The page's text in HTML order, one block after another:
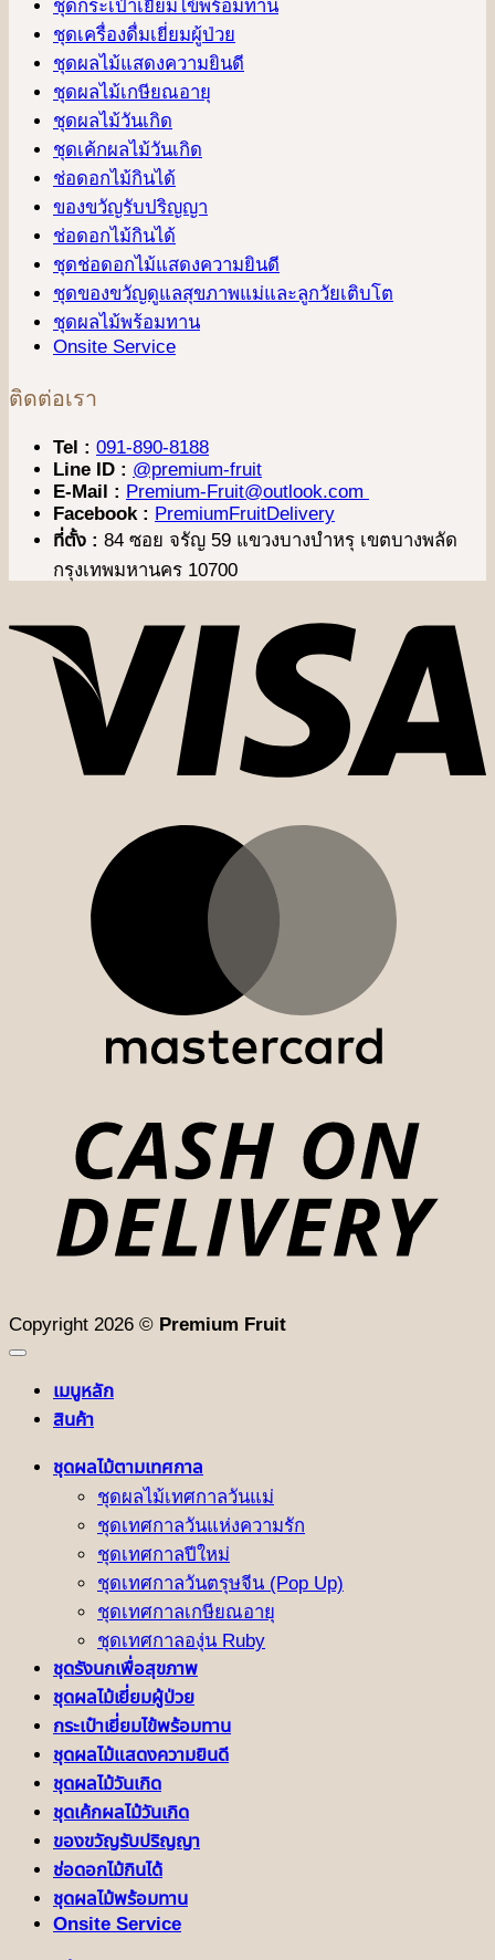
ชุดกระเป๋าเยี่ยมไข้พร้อมทาน
ชุดเครื่องดื่มเยี่ยมผู้ป่วย
ชุดผลไม้แสดงความยินดี
ชุดผลไม้เกษียณอายุ
ชุดผลไม้วันเกิด
ชุดเค้กผลไม้วันเกิด
ช่อดอกไม้กินได้
ของขวัญรับปริญญา
ช่อดอกไม้กินได้
ชุดช่อดอกไม้แสดงความยินดี
ชุดของขวัญดูแลสุขภาพแม่และลูกวัยเติบโต
ชุดผลไม้พร้อมทาน
Onsite Service
ติดต่อเรา
Tel : 091-890-8188
Line ID : @premium-fruit
E-Mail : Premium-Fruit@outlook.com
Facebook : PremiumFruitDelivery
ที่ตั้ง : 84 ซอย จรัญ 59 แขวงบางบำหรุ เขตบางพลัด
กรุงเทพมหานคร 10700
Copyright 2026 © Premium Fruit
เมนูหลัก
สินค้า
ชุดผลไม้ตามเทศกาล
ชุดผลไม้เทศกาลวันแม่
ชุดเทศกาลวันแห่งความรัก
ชุดเทศกาลปีใหม่
ชุดเทศกาลวันตรุษจีน (Pop Up)
ชุดเทศกาลเกษียณอายุ
ชุดเทศกาลองุ่น Ruby
ชุดรังนกเพื่อสุขภาพ
ชุดผลไม้เยี่ยมผู้ป่วย
กระเป๋าเยี่ยมไข้พร้อมทาน
ชุดผลไม้แสดงความยินดี
ชุดผลไม้วันเกิด
ชุดเค้กผลไม้วันเกิด
ของขวัญรับปริญญา
ช่อดอกไม้กินได้
ชุดผลไม้พร้อมทาน
Onsite Service